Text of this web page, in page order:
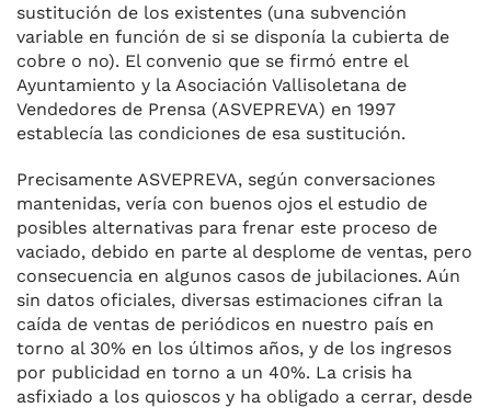
sustitución de los existentes (una subvención
variable en función de si se disponía la cubierta de
cobre o no). El convenio que se firmó entre el
Ayuntamiento y la Asociación Vallisoletana de
Vendedores de Prensa (ASVEPREVA) en 1997
establecía las condiciones de esa sustitución.
Precisamente ASVEPREVA, según conversaciones
mantenidas, vería con buenos ojos el estudio de
posibles alternativas para frenar este proceso de
vaciado, debido en parte al desplome de ventas, pero
consecuencia en algunos casos de jubilaciones. Aún
sin datos oficiales, diversas estimaciones cifran la
caída de ventas de periódicos en nuestro país en
torno al 30% en los últimos años, y de los ingresos
por publicidad en torno a un 40%. La crisis ha
asfixiado a los quioscos y ha obligado a cerrar, desde